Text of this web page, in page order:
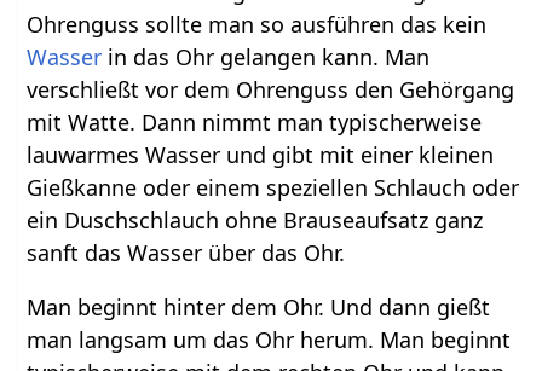
Ohrenguss sollte man so ausführen das kein
Wasser in das Ohr gelangen kann. Man
verschließt vor dem Ohrenguss den Gehörgang
mit Watte. Dann nimmt man typischerweise
lauwarmes Wasser und gibt mit einer kleinen
Gießkanne oder einem speziellen Schlauch oder
ein Duschschlauch ohne Brauseaufsatz ganz
sanft das Wasser über das Ohr.
Man beginnt hinter dem Ohr. Und dann gießt
man langsam um das Ohr herum. Man beginnt